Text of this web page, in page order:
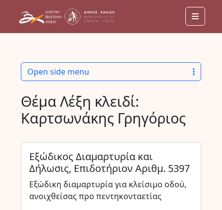
Menu
Θέμα Λέξη κλειδί:
Καρτσωνάκης Γρηγόριος
Εξώδικος Διαμαρτυρία και
Δήλωσις, Επιδοτήριον Αριθμ. 5397
Εξώδικη διαμαρτυρία για κλείσιμο οδού,
ανοιχθείσας προ πεντηκονταετίας
Open side menu